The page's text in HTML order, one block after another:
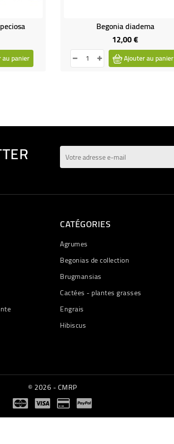
panier
Begonia diadema
12,00 €Prix
Ajouter au panier
CATÉGORIES
Agrumes
Begonias de collection
Brugmansias
Cactées - plantes grasses
Engrais
Hibiscus
© 2026 - CMRP